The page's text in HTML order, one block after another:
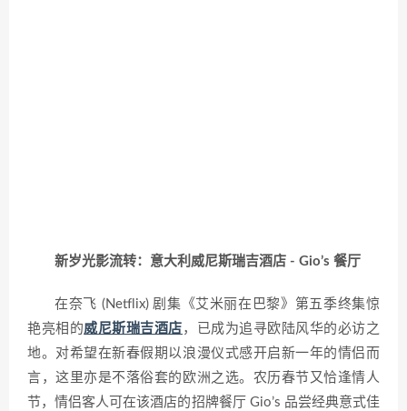
新岁光影流转：意大利威尼斯瑞吉酒店 - Gio’s 餐厅
在奈飞 (Netflix) 剧集《艾米丽在巴黎》第五季终集惊
艳亮相的威尼斯瑞吉酒店 ，已成为追寻欧陆风华的必访之
地。对希望在新春假期以浪漫仪式感开启新一年的情侣而
言，这里亦是不落俗套的欧洲之选。农历春节又恰逢情人
节，情侣客人可在该酒店的招牌餐厅 Gio’s 品尝经典意式佳